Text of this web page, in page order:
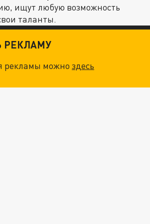
ищут любую возможность
таланты.
РЕКЛАМУ
рекламы можноздесь